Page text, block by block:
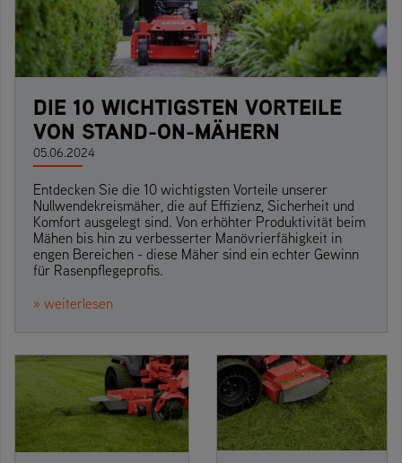
DIE 10 WICHTIGSTEN VORTEILE
VON STAND-ON-MÄHERN
05.06.2024
Entdecken Sie die 10 wichtigsten Vorteile unserer
Nullwendekreismäher, die auf Effizienz, Sicherheit und
Komfort ausgelegt sind. Von erhöhter Produktivität beim
Mähen bis hin zu verbesserter Manövrierfähigkeit in
engen Bereichen - diese Mäher sind ein echter Gewinn
für Rasenpflegeprofis.
» weiterlesen